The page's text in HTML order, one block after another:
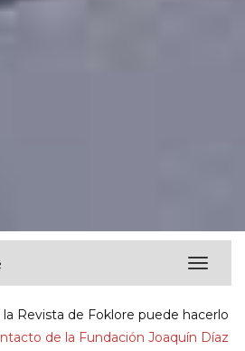
Toggle
Revista de Foklore puede hacerlo
de la Fundación Joaquín Díaz